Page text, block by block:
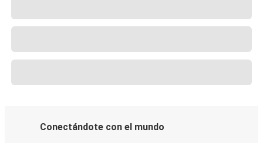
Conectándote con el mundo